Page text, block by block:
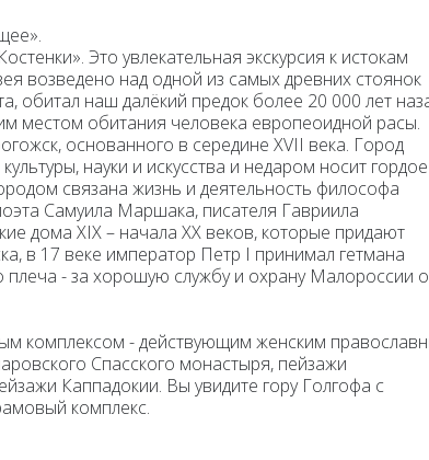
. Это увлекательная экскурсия к истокам
возведено над одной из самых древних стоянок
обитал наш далёкий предок более 20 000 лет
местом обитания человека европеоидной расы.
основанного в середине XVII века. Город
науки и искусства и недаром носит гордое
связана жизнь и деятельность философа
Самуила Маршака, писателя Гавриила
дома XIX – начала XX веков, которые придают
в 17 веке император Петр I принимал гетмана
- за хорошую службу и охрану Малороссии
комплексом - действующим женским
Спасского монастыря, пейзажи
Каппадокии. Вы увидите гору Голгофа с
комплекс.